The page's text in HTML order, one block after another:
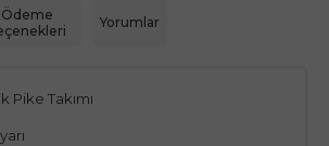
Ödeme
Yorumlar
Pike Takımı